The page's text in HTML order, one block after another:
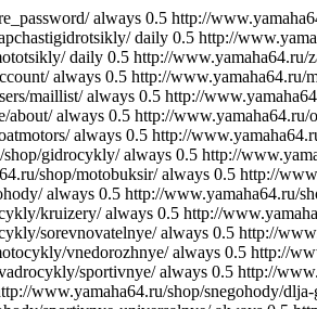
always 0.5 http://
daily 0.5 http://
daily 0.5 http://www.yamaha64.ru/
always 0.5 http://www.yamaha64.ru/
maillist/ always 0.5 http://
about/ always 0.5 http://www.yamaha64.ru/
always 0.5 http://
gidrocykly/ always 0.5 http://
shop/motobuksir/ always 0.5 http://
always 0.5 http://www.yamaha64.ru/
kruizery/ always 0.5 http://
sorevnovatelnye/ always 0.5 http://
vnedorozhnye/ always 0.5 http://
sportivnye/ always 0.5 http://
www.yamaha64.ru/shop/snegohody/